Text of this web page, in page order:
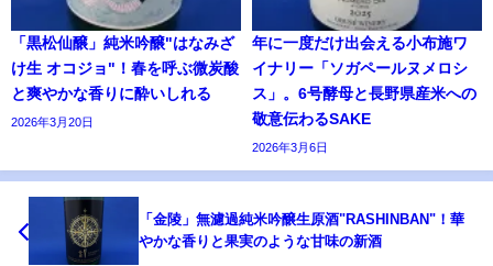
「黒松仙醸」純米吟醸"はなみざ
け生 オコジョ"！春を呼ぶ微炭酸
と爽やかな香りに酔いしれる
2026年3月20日
年に一度だけ出会える小布施ワ
イナリー「ソガペールヌメロシ
ス」。6号酵母と長野県産米への
敬意伝わるSAKE
2026年3月6日
「金陵」無濾過純米吟醸生原酒"RASHINBAN"！華
やかな香りと果実のような甘味の新酒